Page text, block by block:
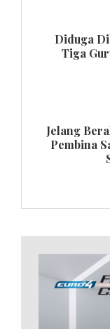
Diduga
Tiga
Jelang
Pembina